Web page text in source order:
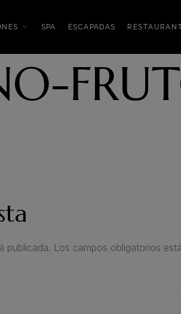
SPA ESCAPADAS
publicada. Los campos obligatorios